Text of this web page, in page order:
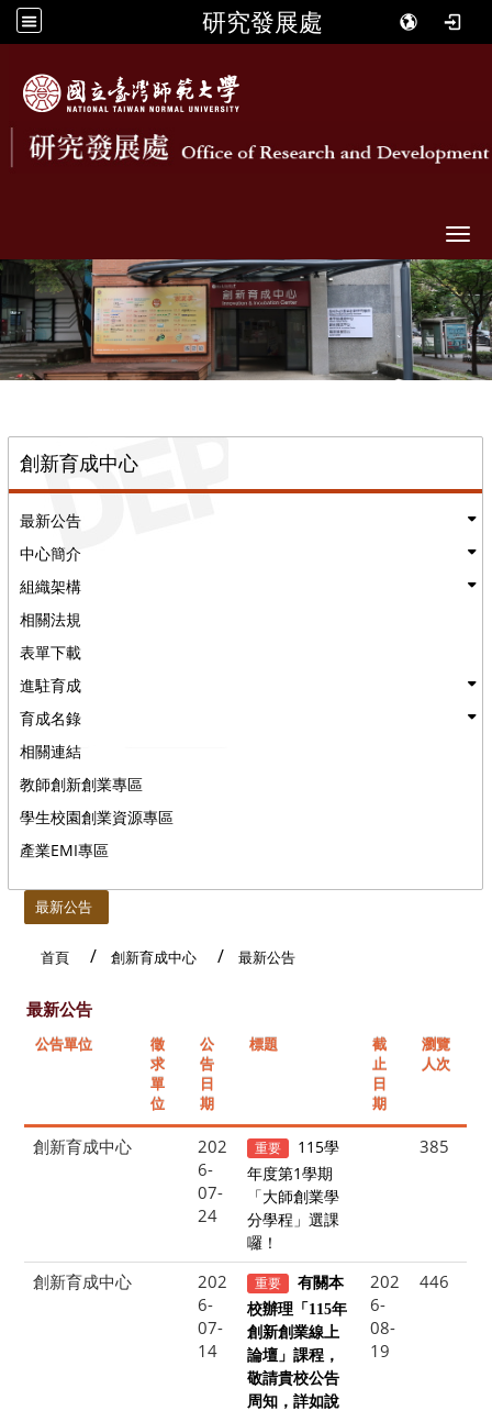
研究發展處
創新育成中心
最新公告
中心簡介
組織架構
相關法規
表單下載
進駐育成
育成名錄
相關連結
教師創新創業專區
學生校園創業資源專區
產業EMI專區
最新公告
首頁 創新育成中心 最新公告
最新公告
公告單位
徵
求
單
位
公
告
日
期
標題
截
止
日
期
瀏覽
人次
創新育成中心
202
6-
07-
24
重要
115學
年度第1學期
「大師創業學
分學程」選課
囉！
385
創新育成中心
202
6-
07-
14
重要
有關本
校辦理「115年
創新創業線上
論壇」課程，
敬請貴校公告
周知，詳如說
202
6-
08-
19
446